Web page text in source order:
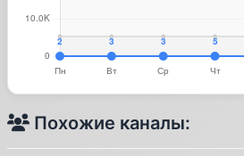
Похожие каналы: